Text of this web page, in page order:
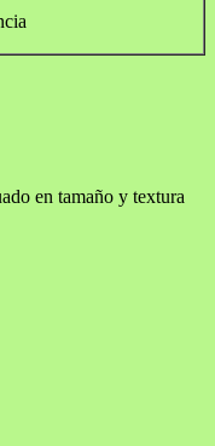
en tamaño y textura